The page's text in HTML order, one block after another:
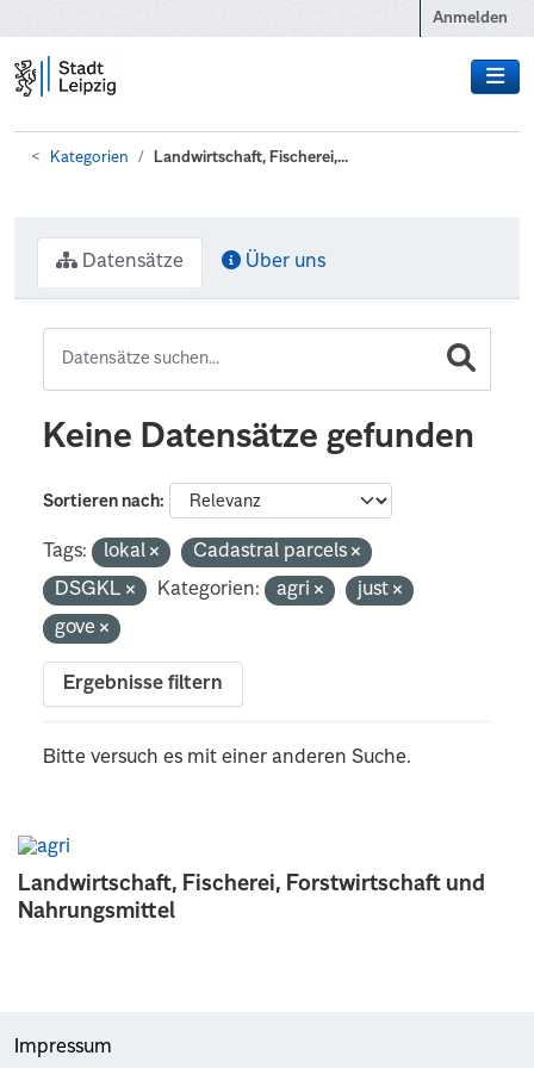
Anmelden
Kategorien Landwirtschaft, Fischerei,...
Landwirtschaft, Fischerei, Forstwirtschaft und
Nahrungsmittel
Datensätze Über uns
Keine Datensätze gefunden
Sortieren nach
Tags: lokal
Cadastral parcels
DSGKL
Kategorien: agri
just
gove
Ergebnisse filtern
Bitte versuch es mit einer anderen Suche.
Impressum